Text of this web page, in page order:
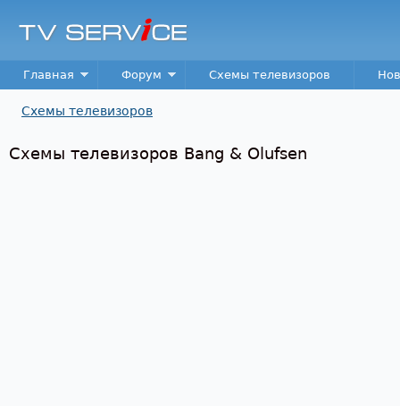
TV
Service
Main menu
Главная Форум Схемы телевизоров
Схемы телевизоров
Схемы телевизоров Bang & Olufsen